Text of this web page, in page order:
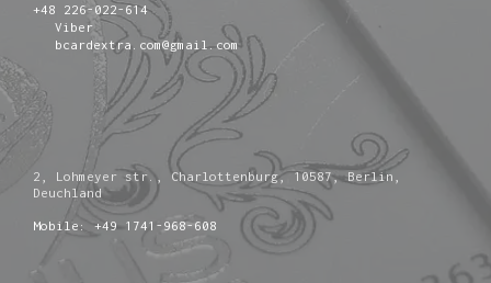
+48 226-022-614
Viber
bcardextra.com@gmail.com
2, Lohmeyer str., Charlottenburg, 10587, Berlin,
Deuchland
Mobile: +49 1741-968-608